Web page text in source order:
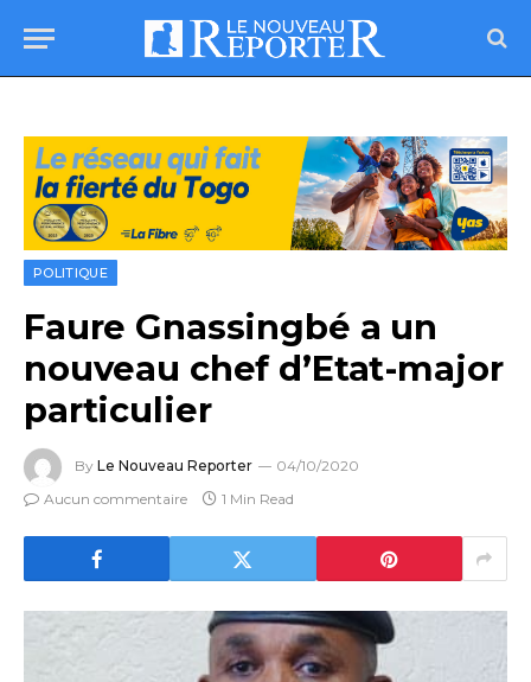
POLITIQUE
Faure Gnassingbé a un
nouveau chef d’Etat-major
particulier
By Le Nouveau Reporter
04/10/2020
Aucun commentaire
1 Min Read